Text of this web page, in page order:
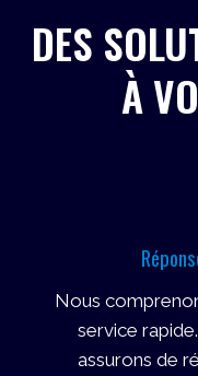
DES
À
Nous
service
assurons de